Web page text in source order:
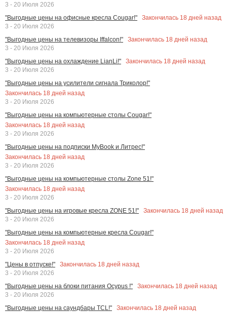
3 - 20 Июля 2026
"Выгодные цены на офисные кресла Cougar!"
Закончилась 18 дней назад
3 - 20 Июля 2026
"Выгодные цены на телевизоры Iffalcon!"
Закончилась 18 дней назад
3 - 20 Июля 2026
"Выгодные цены на охлаждение LianLi!"
Закончилась 18 дней назад
3 - 20 Июля 2026
"Выгодные цены на усилители сигнала Триколор!"
Закончилась 18 дней назад
3 - 20 Июля 2026
"Выгодные цены на компьютерные столы Cougar!"
Закончилась 18 дней назад
3 - 20 Июля 2026
"Выгодные цены на подписки MyBook и Литрес!"
Закончилась 18 дней назад
3 - 20 Июля 2026
"Выгодные цены на компьютерные столы Zone 51!"
Закончилась 18 дней назад
3 - 20 Июля 2026
"Выгодные цены на игровые кресла ZONE 51!"
Закончилась 18 дней назад
3 - 20 Июля 2026
"Выгодные цены на компьютерные кресла Cougar!"
Закончилась 18 дней назад
3 - 20 Июля 2026
"Цены в отпуске!"
Закончилась 18 дней назад
3 - 20 Июля 2026
"Выгодные цены на блоки питания Ocypus !"
Закончилась 18 дней назад
3 - 20 Июля 2026
"Выгодные цены на саундбары TCL!"
Закончилась 18 дней назад